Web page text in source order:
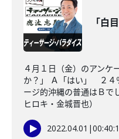
「白
４月１日（金）のアンケ
か？」 Ａ「はい」 ２４
ージ的沖縄の普通はＢ
ヒロキ・金城晋也）
2022.04.01 |